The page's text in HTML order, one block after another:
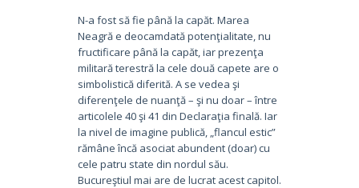
N-a fost să fie până la capăt. Marea
Neagră e deocamdată potenţialitate, nu
fructificare până la capăt, iar prezenţa
militară terestră la cele două capete are o
simbolistică diferită. A se vedea şi
diferenţele de nuanţă – şi nu doar – între
articolele 40 şi 41 din Declaraţia finală. Iar
la nivel de imagine publică, „flancul estic”
rămâne încă asociat abundent (doar) cu
cele patru state din nordul său.
Bucureştiul mai are de lucrat acest capitol.